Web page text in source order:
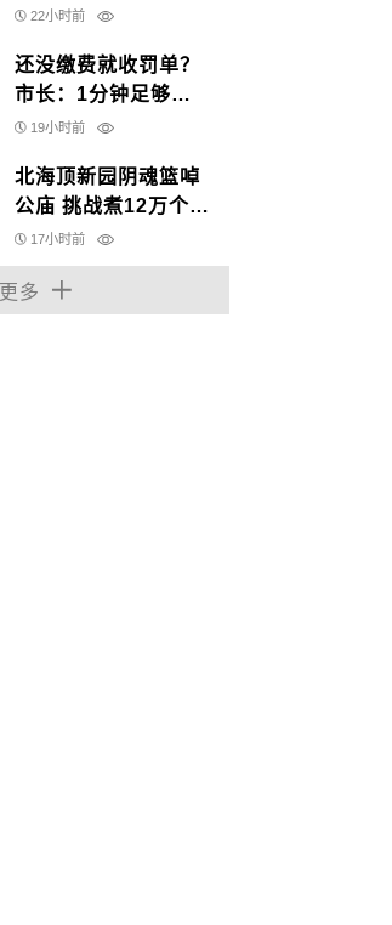
及大选
22小时前
还没缴费就收罚单？
市长：1分钟足够缴
泊车费
19小时前
北海顶新园阴魂篮啅
公庙 挑战煮12万个红
鸡蛋 破大马纪录大全
17小时前
更多